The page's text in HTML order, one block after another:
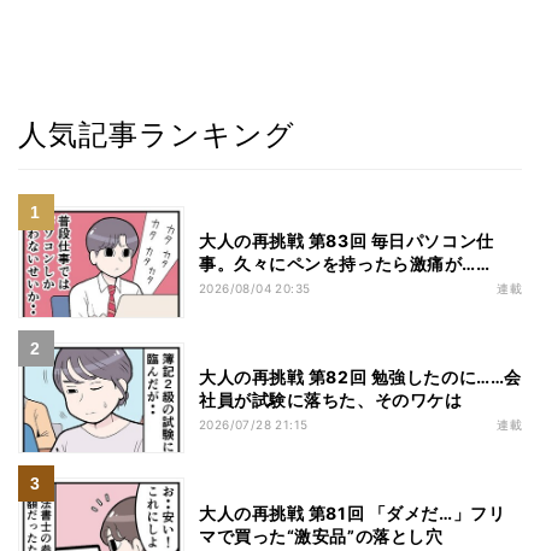
人気記事ランキング
大人の再挑戦 第83回 毎日パソコン仕
事。久々にペンを持ったら激痛が……
2026/08/04 20:35 連載
大人の再挑戦 第82回 勉強したのに……会
社員が試験に落ちた、そのワケは
2026/07/28 21:15 連載
大人の再挑戦 第81回 「ダメだ…」フリ
マで買った“激安品”の落とし穴